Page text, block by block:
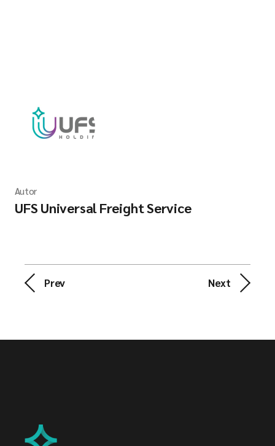
Autor
UFS Universal Freight Service
Prev Next